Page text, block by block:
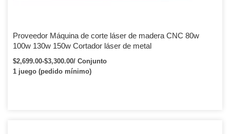
Proveedor Máquina de corte láser de madera CNC 80w
100w 130w 150w Cortador láser de metal
$2,699.00-$3,300.00/ Conjunto
1 juego (pedido mínimo)